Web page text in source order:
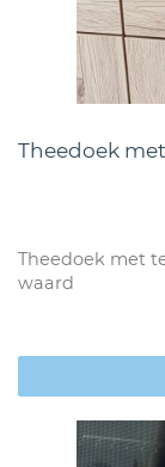
Theedoek
Theedoek met
waard